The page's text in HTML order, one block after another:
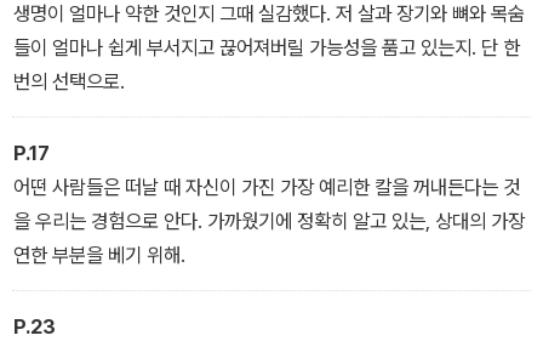
생명이 얼마나 약한 것인지 그때 실감했다. 저 살과 장기와 뼈와 목숨
들이 얼마나 쉽게 부서지고 끊어져버릴 가능성을 품고 있는지. 단 한
번의 선택으로.
P.17
어떤 사람들은 떠날 때 자신이 가진 가장 예리한 칼을 꺼내든다는 것
을 우리는 경험으로 안다. 가까웠기에 정확히 알고 있는, 상대의 가장
연한 부분을 베기 위해.
P.23